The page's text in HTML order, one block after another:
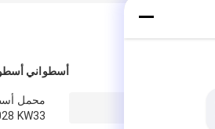
أسطواني
KW33